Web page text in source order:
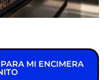
MI ENCIMERA